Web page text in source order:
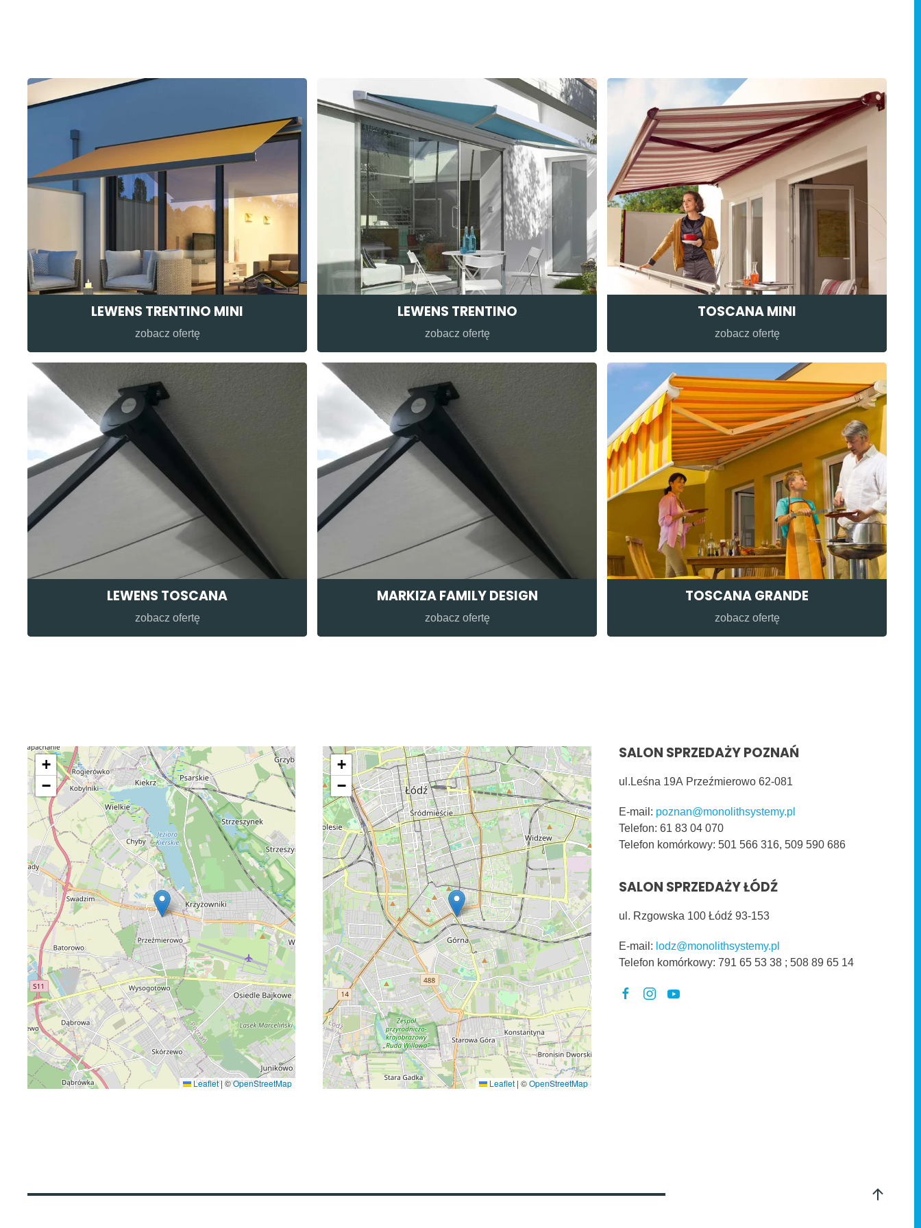
LEWENS TRENTINO MINI
zobacz ofertę
LEWENS TRENTINO
zobacz ofertę
TOSCANA MINI
zobacz ofertę
LEWENS TOSCANA
zobacz ofertę
MARKIZA FAMILY DESIGN
zobacz ofertę
TOSCANA GRANDE
zobacz ofertę
+
−
Leaflet| ©OpenStreetMap
+
−
Leaflet | ©OpenStreetMap
SALON SPRZEDAŻY POZNAŃ
ul.Leśna 19A Przeźmierowo 62-081
E-mail: poznan@monolithsystemy.pl
Telefon: 61 83 04 070
Telefon komórkowy: 501 566 316, 509 590 686
SALON SPRZEDAŻY ŁÓDŹ
ul. Rzgowska 100 Łódź 93-153
E-mail: lodz@monolithsystemy.pl
Telefon komórkowy: 791 65 53 38 ; 508 89 65 14